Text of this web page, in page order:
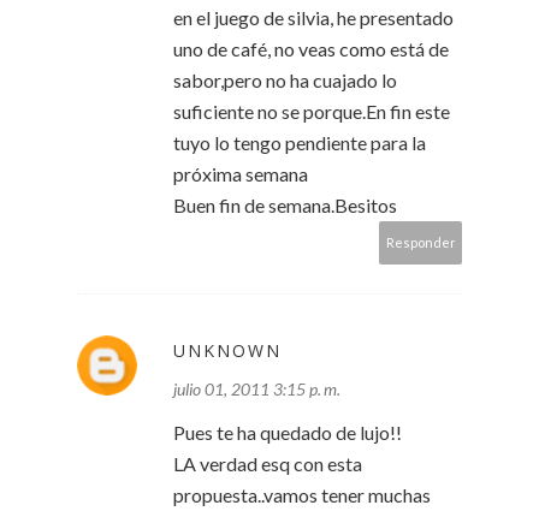
en el juego de silvia, he presentado
uno de café, no veas como está de
sabor,pero no ha cuajado lo
suficiente no se porque.En fin este
tuyo lo tengo pendiente para la
próxima semana
Buen fin de semana.Besitos
Responder
UNKNOWN
julio 01, 2011 3:15 p. m.
Pues te ha quedado de lujo!!
LA verdad esq con esta
propuesta..vamos tener muchas